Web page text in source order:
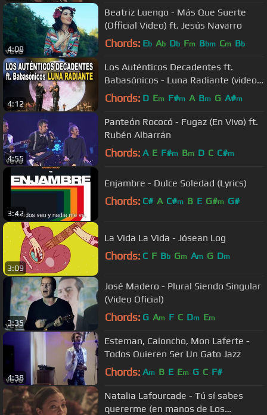
4:08
Beatriz Luengo - Más Que Suerte
(Official Video) ft. Jesús Navarro
Chords: Eb Ab Db Fm Bbm Cm Bb
4:12
Los Auténticos Decadentes ft.
Babasónicos - Luna Radiante (video
oficial en vivo) HD
Chords: D Em F#m A Bm G A#m
4:55
Panteón Rococó - Fugaz (En Vivo) ft.
Rubén Albarrán
Chords: A E F#m Bm D C C#m
3:42
Enjambre - Dulce Soledad (Lyrics)
Chords: C# A C#m B E G#m G#
3:09
La Vida La Vida - Jósean Log
Chords: C F Bb Gm Am G Dm
3:35
José Madero - Plural Siendo Singular
(Video Oficial)
Chords: G Am F C Dm Em
4:38
Esteman, Caloncho, Mon Laferte -
Todos Quieren Ser Un Gato Jazz
Chords: Am B E Em G C F#
Natalia Lafourcade - Tú sí sabes
quererme (en manos de Los